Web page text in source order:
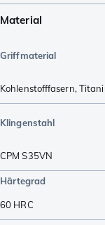
Material
Griffmaterial
Kohlenstofffasern,
Klingenstahl
CPM S35VN
Härtegrad
60 HRC